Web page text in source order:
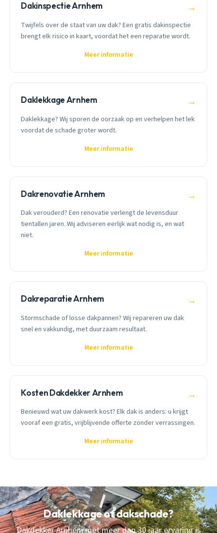
Dakinspectie Arnhem →
Twijfels over de staat van uw dak? Een gratis dakinspectie
brengt elk risico in kaart, voordat het een reparatie wordt.
Meer informatie
Daklekkage Arnhem →
Daklekkage? Wij sporen de oorzaak op en verhelpen het lek
voordat de schade groter wordt.
Meer informatie
Dakrenovatie Arnhem →
Dak verouderd? Een renovatie verlengt de levensduur
tientallen jaren. Wij adviseren eerlijk wat nodig is, en wat
niet.
Meer informatie
Dakreparatie Arnhem →
Stormschade of losse dakpannen? Wij repareren uw dak
snel en vakkundig, met duurzaam resultaat.
Meer informatie
Kosten Dakdekker Arnhem →
Benieuwd wat uw dakwerk kost? Elk dak is anders: u krijgt
vooraf een gratis, vrijblijvende offerte zonder verrassingen.
Meer informatie
Daklekkage of dakschade?
Dakdekker Arnhem met meer dan 30 jaar ervaring is